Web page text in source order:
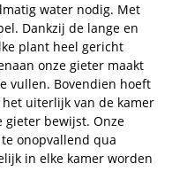
water nodig. Met
Dankzij de lange en
plant heel gericht
onze gieter maakt
vullen. Bovendien hoeft
uiterlijk van de kamer
gieter bewijst. Onze
onopvallend qua
in elke kamer worden